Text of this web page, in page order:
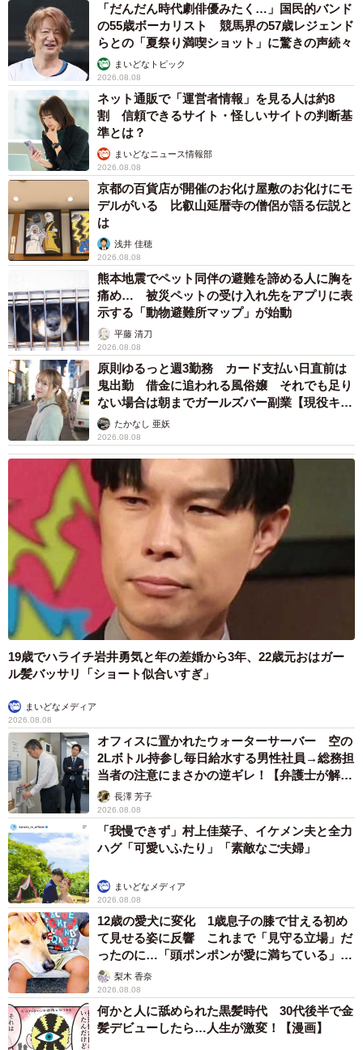
「だんだん時代劇俳優みたく…」国民的バンド
の55歳ボーカリスト 競馬界の57歳レジェンド
らとの「夏祭り満喫ショット」に驚きの声続々
まいどなトピック
2026.08.08
ネット通販で「運営者情報」を見る人は約8
割 信頼できるサイト・怪しいサイトの判断基
準とは？
まいどなニュース情報部
2026.08.08
京都の百貨店が開催のお化け屋敷のお化けにモ
デルがいる 比叡山延暦寺の僧侶が語る伝説と
は
浅井 佳穂
2026.08.08
熊本地震でペット同伴の避難を諦める人に胸を
痛め… 被災ペットの受け入れ先をアプリに表
示する「動物避難所マップ」が始動
平藤 清刀
2026.08.08
原則ゆるっと週3勤務 カード支払い日直前は
鬼出勤 借金に追われる風俗嬢 それでも足り
ない場合は朝までガールズバー副業【現役キャ
ストに取材】
たかなし 亜妖
2026.08.08
19歳でハライチ岩井勇気と年の差婚から3年、22歳元おはガー
ル髪バッサリ「ショート似合いすぎ」
まいどなメディア
2026.08.08
オフィスに置かれたウォーターサーバー 空の
2Lボトル持参し毎日給水する男性社員→総務担
当者の注意にまさかの逆ギレ！【弁護士が解
説】長澤 芳子
2026.08.08
「我慢できず」村上佳菜子、イケメン夫と全力
ハグ「可愛いふたり」「素敵なご夫婦」
まいどなメディア
2026.08.08
12歳の愛犬に変化 1歳息子の膝で甘える初め
て見せる姿に反響 これまで「見守る立場」だ
ったのに…「頭ポンポンが愛に満ちている」
「尊…」
梨木 香奈
2026.08.08
何かと人に舐められた黒髪時代 30代後半で金
髪デビューしたら…人生が激変！【漫画】